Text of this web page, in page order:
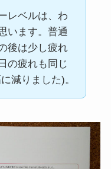
レベルは、わ
います。普通
後は少し疲れ
の疲れも同じ
減りました)。